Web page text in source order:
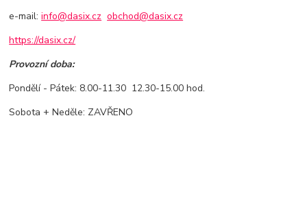
e-mail:info@dasix.cz obchod@dasix.cz
https://dasix.cz/
Provozní doba:
Pondělí - Pátek: 8.00-11.30 12.30-15.00 hod.
Sobota + Neděle: ZAVŘENO